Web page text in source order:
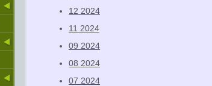
12 2024
11 2024
09 2024
08 2024
07 2024